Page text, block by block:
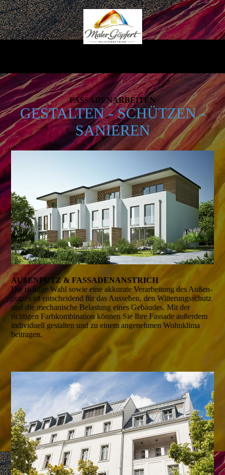
FASSADEN­ARBEITEN
GESTALTEN - SCHÜTZEN -
SANIEREN
AUßENPUTZ & FASSADEN­ANSTRICH
Die richtige Wahl sowie eine akkurate Verarbei­tung des Außen­
putzes ist entschei­dend für das Aussehen, den Witterungs­schutz
und die mecha­nische Belas­tung eines Gebäudes. Mit der
richtigen Farb­kombi­nation können Sie Ihre Fassade außer­dem
indivi­duell gestal­ten und zu einem angenehmen Wohn­klima
beitragen.